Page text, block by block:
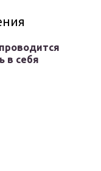
в себя